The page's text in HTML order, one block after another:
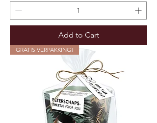
Add to Cart
GRATIS VERPAKKING!